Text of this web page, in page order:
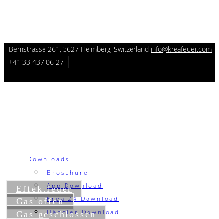
Bernstrasse 261, 3627 Heimberg, Switzerland info@kreafeuer.com
+41 33 437 06 27
Downloads
Broschüre
App Download
Krea 24 Download
Händler Download
Effektfeuer
Gas offen
Gas geschlossen